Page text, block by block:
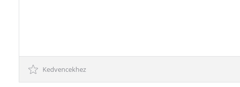
Kedvencekhez